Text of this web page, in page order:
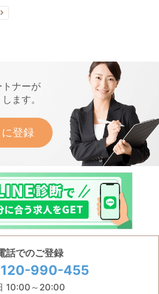
ナーが
ます。
登録
話でのご登録
990-455
10:00～20:00